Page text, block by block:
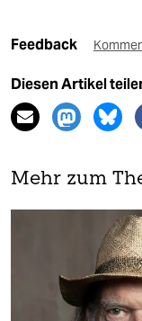
Feedback
Diesen Artikel
Mehr zum